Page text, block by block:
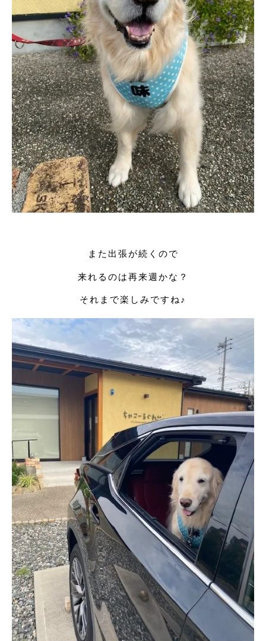
また出張が続くので
来れるのは再来週かな？
それまで楽しみですね♪